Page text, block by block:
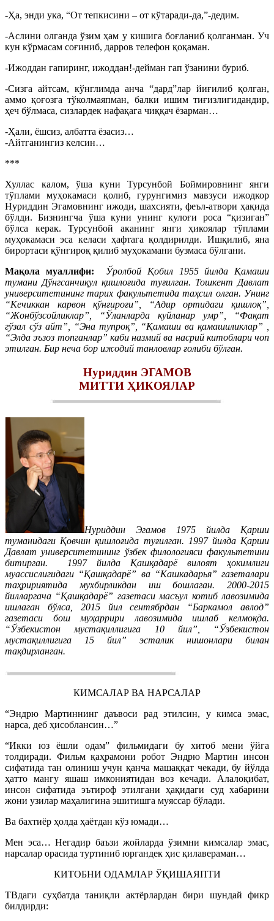
-Ҳа, энди ука, “От тепкисини – от кўтаради-да,”-дедим.
-Аслини олганда ўзим ҳам у кишига боғланиб қолганман. Уч
кун кўрмасам соғиниб, дарров телефон қоқаман.
-Ижоддан гапиринг, ижоддан!-дейман гап ўзанини буриб.
-Сизга айтсам, кўнглимда анча “дард”лар йиғилиб қолган,
аммо қоғозга тўколмаяпман, балки ишим тиғизлигидандир,
ҳеч бўлмаса, сизлардек нафақага чиққач ёзарман…
-Ҳали, ёшсиз, албатта ёзасиз…
-Айтганингиз келсин…
***
Хуллас калом, ўша куни Турсунбой Боймировнинг янги
тўплами муҳокамаси қолиб, гурунгимиз мавзуси ижодкор
Нуриддин Эгамовнинг ижоди, шахсияти, феъл-атвори ҳақида
бўлди. Бизнингча ўша куни унинг кулоғи роса “қизиган”
бўлса керак. Турсунбой аканинг янги ҳикоялар тўплами
муҳокамаси эса келаси ҳафтага қолдирилди. Ишқилиб, яна
бирортаси қўнғироқ қилиб муҳокамани бузмаса бўлгани.
Мақола муаллифи:
Ўролбой Қобил 1955 йилда Қамаши
тумани Дўнгсанчиқул қишлоғида туғилган. Тошкент Давлат
университетининг тарих факультетида таҳсил олган. Унинг
“Кечиккан карвон қўнғироғи”, “Адир ортидаги қишлоқ”,
“Жонбўзсойликлар”, “Ўланларда куйланар умр”, “Фақат
гўзал сўз айт”, “Эна тупроқ”, “Қамаши ва қамашиликлар” ,
“Элда эъзоз топганлар” каби назмий ва насрий китоблари чоп
этилган. Бир неча бор ижодий танловлар ғолиби бўлган.
Нуриддин ЭГАМОВ
МИТТИ ҲИКОЯЛАР
Нуриддин Эгамов 1975 йилда Қарши
туманидаги Қовчин қишлоғида туғилган. 1997 йилда Қарши
Давлат университетининг ўзбек филологияси факультетини
битирган. 1997 йилда Қашқадарё вилоят ҳокимлиги
муассислигидаги “Қашқадарё” ва “Кашкадарья” газеталари
таҳририятида мухбирликдан иш бошлаган. 2000-2015
йилларгача “Қашқадарё” газетаси масъул котиб лавозимида
ишлаган бўлса, 2015 йил сентябрдан “Баркамол авлод”
газетаси бош муҳаррири лавозимида ишлаб келмоқда.
“Ўзбекистон мустақиллигига 10 йил”, “Ўзбекистон
мустақиллигига 15 йил” эсталик нишонлари билан
тақдирланган.
КИМСАЛАР ВА НАРСАЛАР
“Эндрю Мартиннинг даъвоси рад этилсин, у кимса эмас,
нарса, деб ҳисоблансин…”
“Икки юз ёшли одам” фильмидаги бу хитоб мени ўйга
толдиради. Фильм қаҳрамони робот Эндрю Мартин инсон
сифатида тан олиниш учун қанча машаққат чекади, бу йўлда
ҳатто мангу яшаш имкониятидан воз кечади. Алалоқибат,
инсон сифатида эътироф этилгани ҳақидаги суд хабарини
жони узилар маҳалигина эшитишга муяссар бўлади.
Ва бахтиёр ҳолда ҳаётдан кўз юмади…
Мен эса… Негадир баъзи жойларда ўзимни кимсалар эмас,
нарсалар орасида туртиниб юргандек ҳис қилавераман…
КИТОБНИ ОДАМЛАР ЎҚИШАЯПТИ
ТВдаги суҳбатда таниқли актёрлардан бири шундай фикр
билдирди: